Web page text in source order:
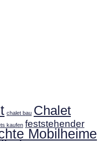
chalet bau Chalet
kaufen feststehender
Mobilheime